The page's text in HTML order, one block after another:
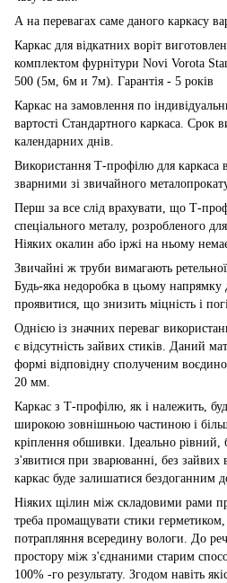
А на перевагах саме даного каркасу
Каркас для відкатних воріт
комплектом фурнітури Novi Vorota
500 (5м, 6м и 7м). Гарантія - 5 років
Каркас на замовлення по
вартості Стандартного каркаса. Срок
календарних днів.
Використання Т-профілю для каркаса
зварними зі звичайного
Перш за все слід врахувати, що Т-
спеціального металу, розробленого
Ніяких окалин або іржі на ньому
Звичайні ж труби вимагають
Будь-яка недоробка в цьому напрямку
проявитися, що знизить міцність і
Однією із значних переваг
є відсутність зайвих стиків. Даний
формі відповідну сполученим
20 мм.
Каркас з Т-профілю, як і належить,
широкою зовнішньою частиною і
кріплення обшивки. Ідеально рівний,
з'явитися при зварюванні, без зайвих
каркас буде залишатися бездоганним
Ніяких щілин між складовими рами
треба промащувати стики
потрапляння всередину вологи. До
простору між з'єднаними старим
100% -го результату. Згодом навіть